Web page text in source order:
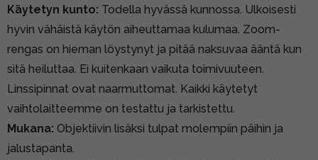
Käytetyn kunto: Todella hyvässä kunnossa. Ulkoisesti
hyvin vähäistä käytön aiheuttamaa kulumaa. Zoom-
rengas on hieman löystynyt ja pitää naksuvaa ääntä kun
sitä heiluttaa. Ei kuitenkaan vaikuta toimivuuteen.
Linssipinnat ovat naarmuttomat. Kaikki käytetyt
vaihtolaitteemme on testattu ja tarkistettu.
Mukana: Objektiivin lisäksi tulpat molempiin päihin ja
jalustapanta.